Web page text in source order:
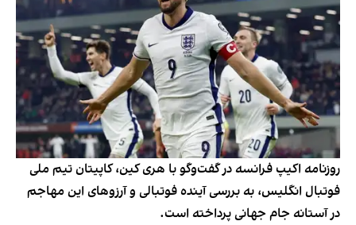
روزنامه اکیپ فرانسه در گفت‌وگو با هری کین، کاپیتان تیم ملی
فوتبال انگلیس، به بررسی آینده فوتبالی و آرزوهای این مهاجم
در آستانه جام جهانی پرداخته است.